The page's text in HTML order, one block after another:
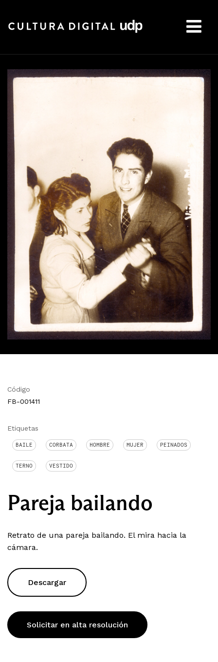
Código
FB-001411
Etiquetas
BAILE CORBATA HOMBRE MUJER PEINADOS
TERNO VESTIDO
Pareja bailando
Retrato de una pareja bailando. El mira hacia la
cámara.
Descargar
Solicitar en alta resolución